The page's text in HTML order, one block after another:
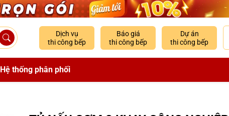
Dịch vụ
thi công bếp
Báo giá
thi công bếp
Dự án
thi công bếp
Hệ thống phân phối